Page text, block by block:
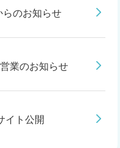
らのお知らせ
業のお知らせ
イト公開